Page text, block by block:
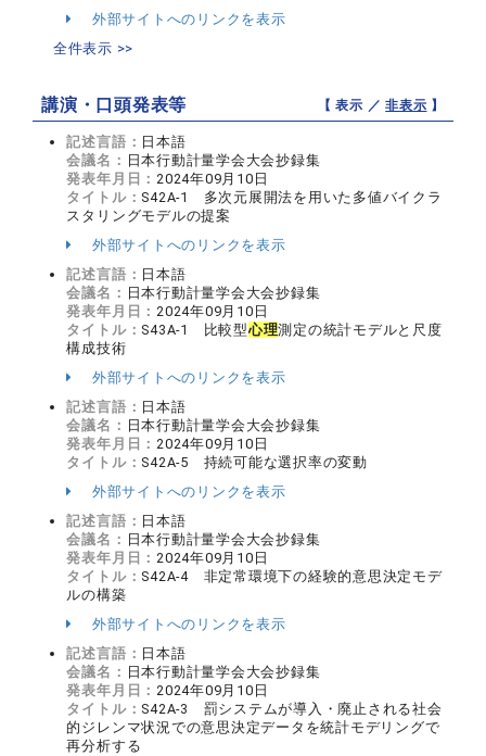
外部サイトへのリンクを表示
全件表示 >>
講演・口頭発表等 【 表示 ／非表示 】
記述言語： 日本語
会議名： 日本行動計量学会大会抄録集
発表年月日：2024年09月10日
タイトル： S42A-1 多次元展開法を用いた多値バイクラ
スタリングモデルの提案
外部サイトへのリンクを表示
記述言語： 日本語
会議名： 日本行動計量学会大会抄録集
発表年月日：2024年09月10日
タイトル： S43A-1 比較型心理測定の統計モデルと尺度
構成技術
外部サイトへのリンクを表示
記述言語： 日本語
会議名： 日本行動計量学会大会抄録集
発表年月日：2024年09月10日
タイトル： S42A-5 持続可能な選択率の変動
外部サイトへのリンクを表示
記述言語： 日本語
会議名： 日本行動計量学会大会抄録集
発表年月日：2024年09月10日
タイトル： S42A-4 非定常環境下の経験的意思決定モデ
ルの構築
外部サイトへのリンクを表示
記述言語： 日本語
会議名： 日本行動計量学会大会抄録集
発表年月日：2024年09月10日
タイトル： S42A-3 罰システムが導入・廃止される社会
的ジレンマ状況での意思決定データを統計モデリングで
再分析する